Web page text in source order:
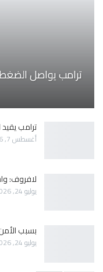
ترامب يواصل
ترامب يقيد
أغسطس 7, 2026
لافروف:
يوليو 24, 2026
بسبب
يوليو 24, 2026